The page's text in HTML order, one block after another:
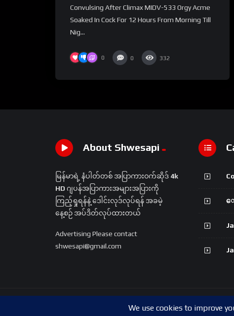
Convulsing After Climax MIDV-533 Orgy Acme
Soaked In Cock For 12 Hours From Morning Till
Nig...
0 0 332
About Shwesapi
မြန်မာရဲ့ နံပါတ်တစ် အပြာကားဝက်ဆိုဒ် 4k
HD ဂျပန်အပြာကားအများအပြားကို
ကြည့်ရှုရန်နဲ့ ဒေါင်းလုဒ်လုပ်ရန် အခမဲ့
နေ့စဉ် အပ်ဒိတ်လုပ်ထားတယ်
Advertising Please contact
shwesapi@gmail.com
ေ